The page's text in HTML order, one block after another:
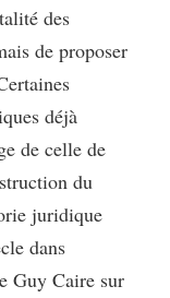
des
de proposer
déjà
de celle de
du
juridique
dans
Guy Caire sur